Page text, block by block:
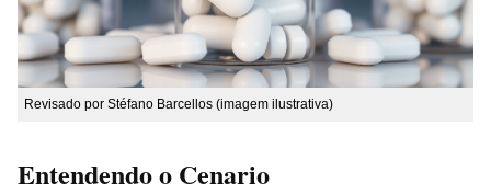
Revisado por Stéfano Barcellos (imagem ilustrativa)
Entendendo o Cenario